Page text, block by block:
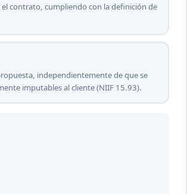
contrato, cumpliendo con la definición de
independientemente de que se
imputables al cliente (NIIF 15.93).